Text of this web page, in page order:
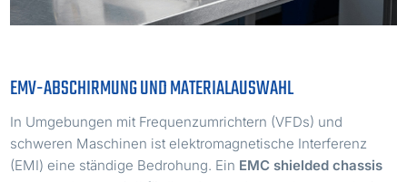
EMV-ABSCHIRMUNG UND MATERIALAUSWAHL
In Umgebungen mit Frequenzumrichtern (VFDs) und
schweren Maschinen ist elektromagnetische Interferenz
(EMI) eine ständige Bedrohung. Ein EMC shielded chassis